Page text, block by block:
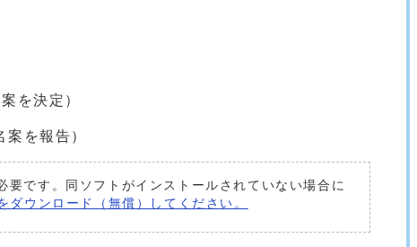
を決定）
を報告）
です。同ソフトがインストールされていない場合に
ウンロード（無償）してください。